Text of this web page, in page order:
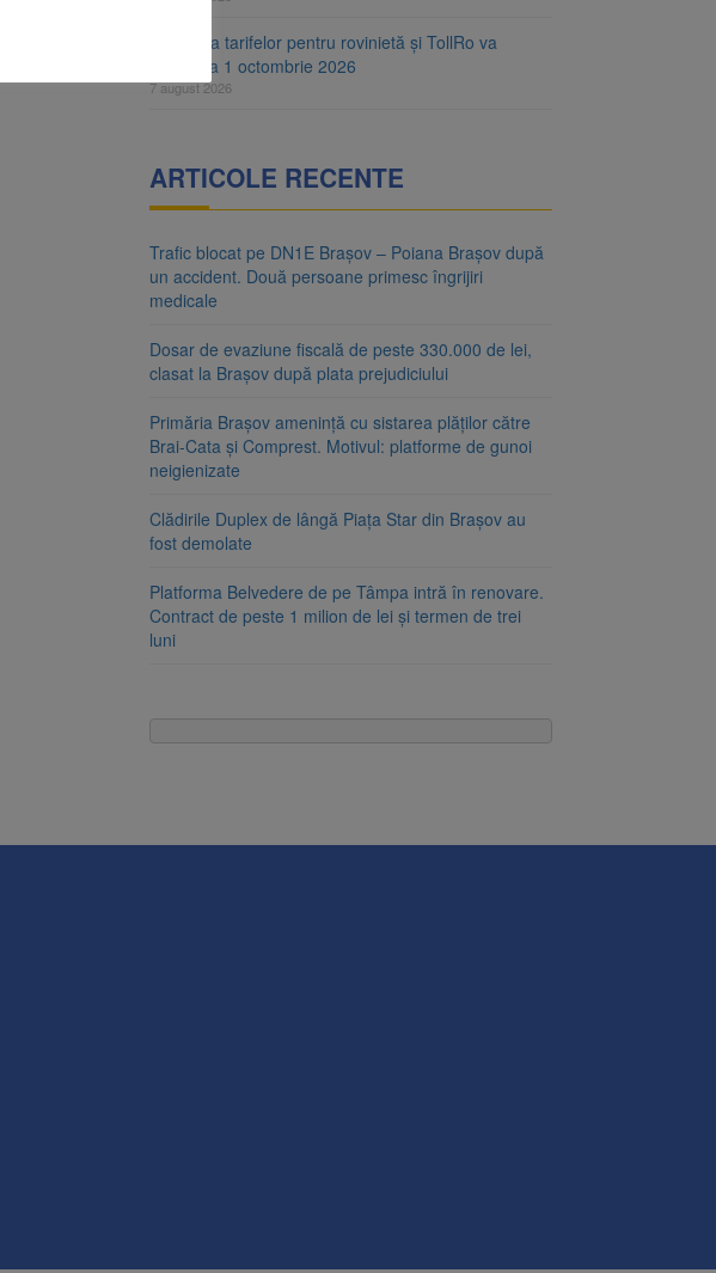
Aplicarea tarifelor pentru rovinietă și TollRo va
începe la 1 octombrie 2026
7 august 2026
ARTICOLE RECENTE
Trafic blocat pe DN1E Brașov – Poiana Brașov după
un accident. Două persoane primesc îngrijiri
medicale
Dosar de evaziune fiscală de peste 330.000 de lei,
clasat la Brașov după plata prejudiciului
Primăria Brașov amenință cu sistarea plăților către
Brai-Cata și Comprest. Motivul: platforme de gunoi
neigienizate
Clădirile Duplex de lângă Piața Star din Brașov au
fost demolate
Platforma Belvedere de pe Tâmpa intră în renovare.
Contract de peste 1 milion de lei și termen de trei
luni